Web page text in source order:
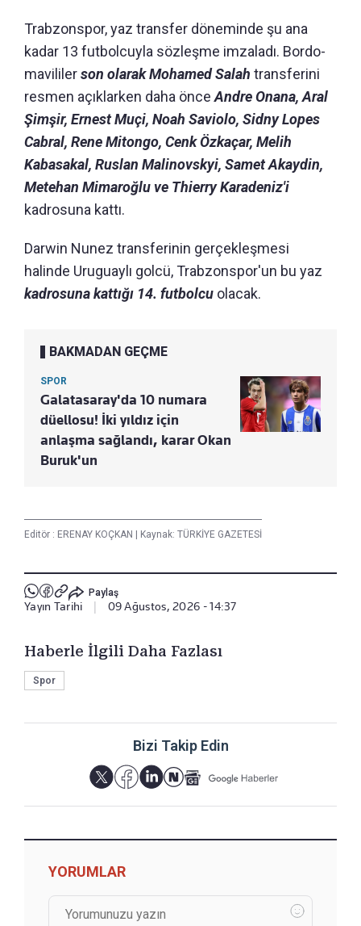
Trabzonspor, yaz transfer döneminde şu ana
kadar 13 futbolcuyla sözleşme imzaladı. Bordo-
mavililerson olarak Mohamed Salah transferini
resmen açıklarken daha önceAndre Onana, Aral
Şimşir, Ernest Muçi, Noah Saviolo, Sidny Lopes
Cabral, Rene Mitongo, Cenk Özkaçar, Melih
Kabasakal, Ruslan Malinovskyi, Samet Akaydin,
Metehan Mimaroğlu ve Thierry Karadeniz'i
kadrosuna kattı.
Darwin Nunez transferinin gerçekleşmesi
halinde Uruguaylı golcü, Trabzonspor'un bu yaz
kadrosuna kattığı 14. futbolcu olacak.
BAKMADAN GEÇME
SPOR
Galatasaray'da 10 numara
düellosu! İki yıldız için
anlaşma sağlandı, karar Okan
Buruk'un
Editör : ERENAY KOÇKAN Kaynak: TÜRKİYE GAZETESİ
Paylaş
Yayın Tarihi 09 Ağustos, 2026 - 14:37
Haberle İlgili Daha Fazlası
Spor
Bizi Takip Edin
YORUMLAR